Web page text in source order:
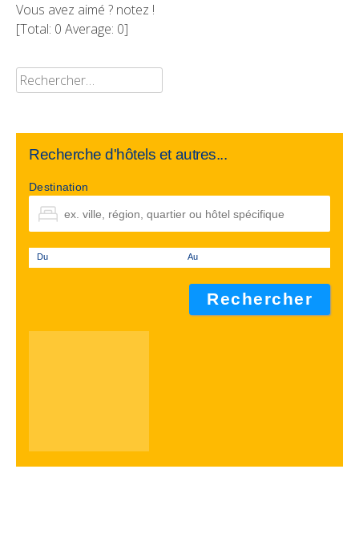
Vous avez aimé ? notez !
[Total: 0 Average: 0]
Rechercher :
Recherche d'hôtels et autres...
Destination
Du Au